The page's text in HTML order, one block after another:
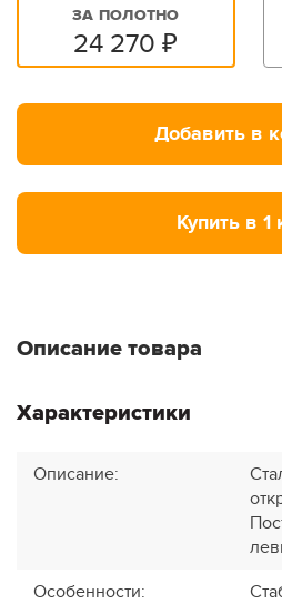
ЗА ПОЛОТНО
24 270 ₽
Добавить в
Купить в 1
Описание товара
Характеристики
Описание:
Особенности: